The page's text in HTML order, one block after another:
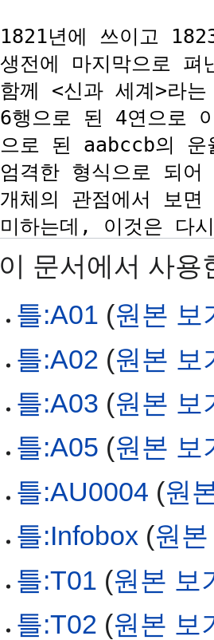
이 문서에서 사용
틀:A01 (원본 보
틀:A02 (원본 보
틀:A03 (원본 보
틀:A05 (원본 보
틀:AU0004 (원
틀:Infobox (원
틀:T01 (원본 보
틀:T02 (원본 보